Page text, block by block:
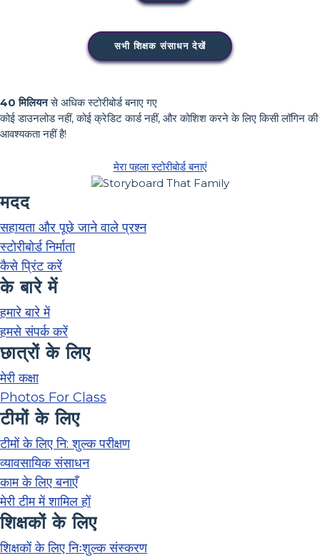
सभी शिक्षक संसाधन देखें
40 मिलियनसे अधिक स्टोरीबोर्ड बनाए गए
कोई डाउनलोड नहीं, कोई क्रेडिट कार्ड नहीं, और कोशिश करने के लिए किसी लॉगिन की
आवश्यकता नहीं है!
मेरा पहला स्टोरीबोर्ड बनाएं
मदद
सहायता और पूछे जाने वाले प्रश्न
स्टोरीबोर्ड निर्माता
कैसे प्रिंट करें
के बारे में
हमारे बारे में
हमसे संपर्क करें
छात्रों के लिए
मेरी कक्षा
Photos For Class
टीमों के लिए
टीमों के लिए नि: शुल्क परीक्षण
व्यावसायिक संसाधन
काम के लिए बनाएँ
मेरी टीम में शामिल हों
शिक्षकों के लिए
शिक्षकों के लिए निःशुल्क संस्करण